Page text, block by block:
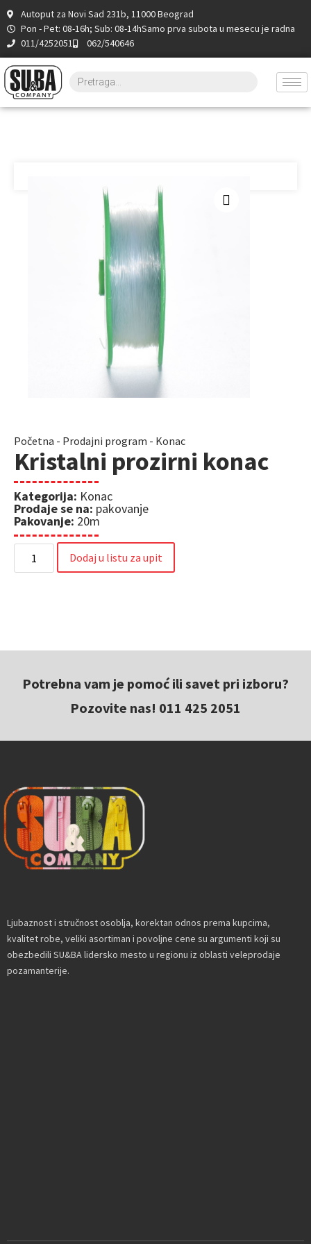
Autoput za Novi Sad 231b, 11000 Beograd
Pon - Pet: 08-16h; Sub: 08-14hSamo prva subota u mesecu je radna
011/4252051
062/540646
Početna - Prodajni program - Konac
Kristalni prozirni konac
Kategorija: Konac
Prodaje se na: pakovanje
Pakovanje: 20m
Dodaj u listu za upit
Potrebna vam je pomoć ili savet pri izboru?
Pozovite nas! 011 425 2051
Ljubaznost i stručnost osoblja, korektan odnos prema kupcima,
kvalitet robe, veliki asortiman i povoljne cene su argumenti koji su
obezbedili SU&BA lidersko mesto u regionu iz oblasti veleprodaje
pozamanterije.